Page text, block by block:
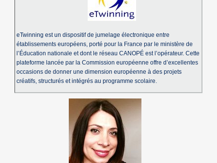
eTwinning est un dispositif de jumelage électronique entre
établissements européens, porté pour la France par le ministère de
l’Éducation nationale et dont le réseau CANOPÉ est l’opérateur. Cette
plateforme lancée par la Commission européenne offre d’excellentes
occasions de donner une dimension européenne à des projets
créatifs, structurés et intégrés au programme scolaire.